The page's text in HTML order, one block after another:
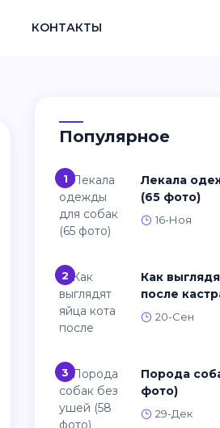
КОНТАКТЫ
Популярное
1
Лекала одежды для собак
(65 фото)
16-Ноя
2
Как выглядят яйца кота
после
20-Сен
3
Порода собак без ушей (58
фото)
29-Дек